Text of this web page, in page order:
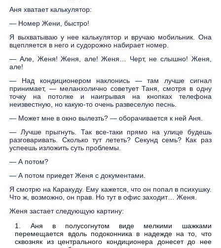
Аня хватает калькулятор:
— Номер Жени, быстро!
Я выхватываю у нее калькулятор и вручаю мобильник. Она
вцепляется в него и судорожно набирает номер.
— Але, Женя! Женя, але! Женя… Черт, не слышно! Женя,
але!
— Над кондиционером наклонись — там лучше сигнал
принимает, — меланхолично советует Таня, смотря в одну
точку на потолке и наигрывая на кнопках телефона
неизвестную, но какую-то очень развеселую песнь.
— Может мне в окно вылезть? — оборачивается к ней Аня.
— Лучше прыгнуть. Так все-таки прямо на улице будешь
разговаривать. Сколько тут лететь? Секунд семь? Как раз
успеешь изложить суть проблемы.
— А потом?
— А потом приедет Женя с документами.
Я смотрю на Каракуду. Ему кажется, что он попал в психушку.
Что ж, возможно, он прав. Но тут в офис заходит… Женя.
Женя застает следующую картину:
Аня в полусогнутом виде мелкими шажками
перемещается вдоль подоконника в надежде на то, что
сквозняк из центрального кондиционера донесет до нее